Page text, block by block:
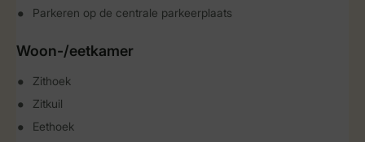
Parkeren op de centrale parkeerplaats
Woon-/eetkamer
Zithoek
Zitkuil
Eethoek